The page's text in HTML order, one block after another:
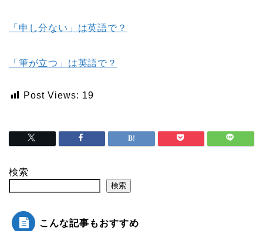
「申し分ない」は英語で？
「筆が立つ」は英語で？
Post Views: 19
検索
検索
こんな記事もおすすめ